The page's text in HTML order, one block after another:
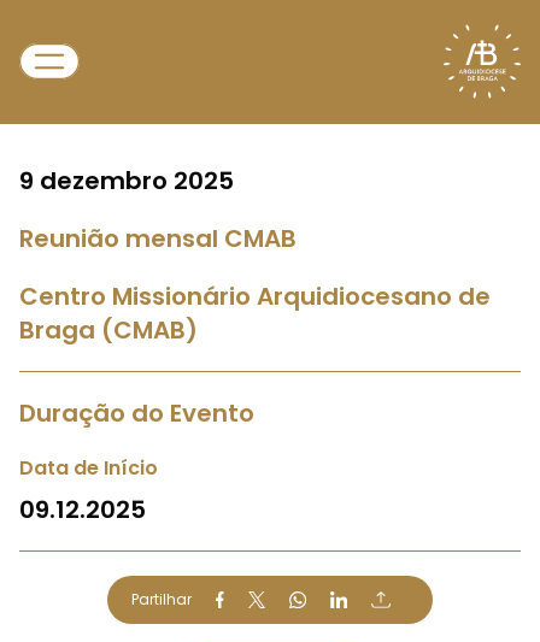
9 dezembro 2025
Reunião mensal CMAB
Centro Missionário Arquidiocesano de
Braga (CMAB)
Duração do Evento
Data de Início
09.12.2025
Partilhar